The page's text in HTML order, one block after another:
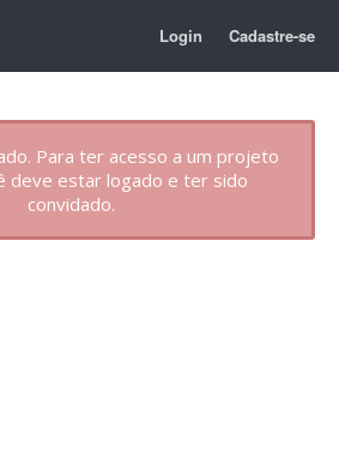
Login Cadastre-se
Para ter acesso a um projeto
deve estar logado e ter sido
convidado.